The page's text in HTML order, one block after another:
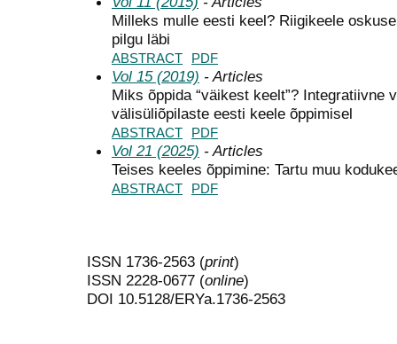
Milleks mulle eesti keel? Riigikeele
pilgu läbi
ABSTRACT PDF
Vol 15 (2019) - Articles
Miks õppida “väikest keelt”? Integratiivne
välisüliõpilaste eesti keele õppimisel
ABSTRACT PDF
Vol 21 (2025) - Articles
Teises keeles õppimine: Tartu muu
ABSTRACT PDF
ISSN 1736-2563 (print)
ISSN 2228-0677 (online)
DOI 10.5128/ERYa.1736-2563